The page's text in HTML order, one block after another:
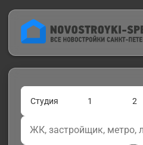
Студия 1 2